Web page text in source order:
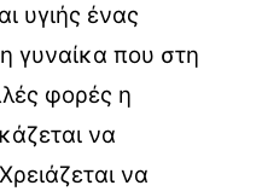
υγιής ένας
γυναίκα που στη
φορές η
να
να